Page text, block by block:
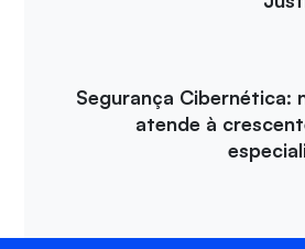
Segurança Cibernética:
atende à